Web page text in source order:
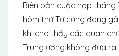
Biên bản cuộc họp tháng
hôm thứ Tư cũng đang
khi cho thấy các quan
Trung ương không đưa